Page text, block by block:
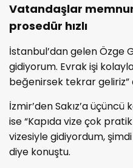
Vatandaşlar
prosedür hızlı
İstanbul’dan gelen Özge
gidiyorum. Evrak işi
beğenirsek tekrar geliriz”
İzmir’den Sakız’a
ise “Kapıda vize çok
vizesiyle gidiyordum,
diye konuştu.